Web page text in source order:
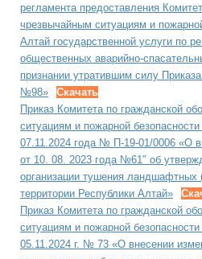
регламента предоставления
чрезвычайным ситуациям и
Алтай государственной услуги по
общественных аварийно-
признании утратившим силу
№98»
Скачать
Приказ Комитета по гражданской
ситуациям и пожарной
07.11.2024 года № П-19-01/0006 «О
от 10. 08. 2023 года №61″ об
организации тушения ландшафтных
территории Республики Алтай»
Приказ Комитета по гражданской
ситуациям и пожарной
05.11.2024 г. № 73 «О внесении